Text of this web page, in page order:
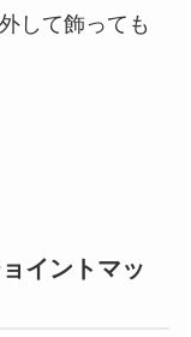
して飾っても
イントマッ